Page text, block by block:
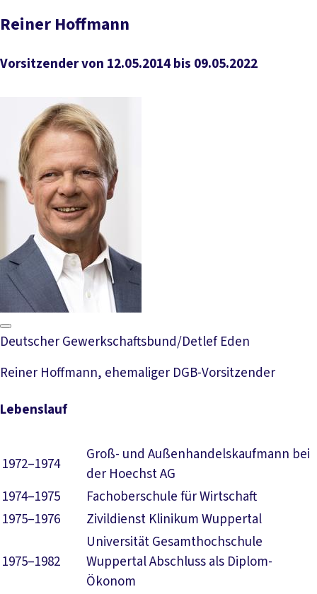
Reiner Hoffmann
Vorsitzender von 12.05.2014 bis 09.05.2022
Deutscher Gewerkschaftsbund/Detlef Eden
Reiner Hoffmann, ehemaliger DGB-Vorsitzender
Lebenslauf
1972–1974
Groß- und Außenhandelskaufmann bei
der Hoechst AG
1974–1975
Fachoberschule für Wirtschaft
1975–1976
Zivildienst Klinikum Wuppertal
1975–1982
Universität Gesamthochschule
Wuppertal Abschluss als Diplom-
Ökonom